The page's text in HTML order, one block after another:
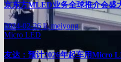
京东方MLED业务全球推介会盛
2024-02-26li, meiyong
Micro LED
友达：预计2026年起车用Micro